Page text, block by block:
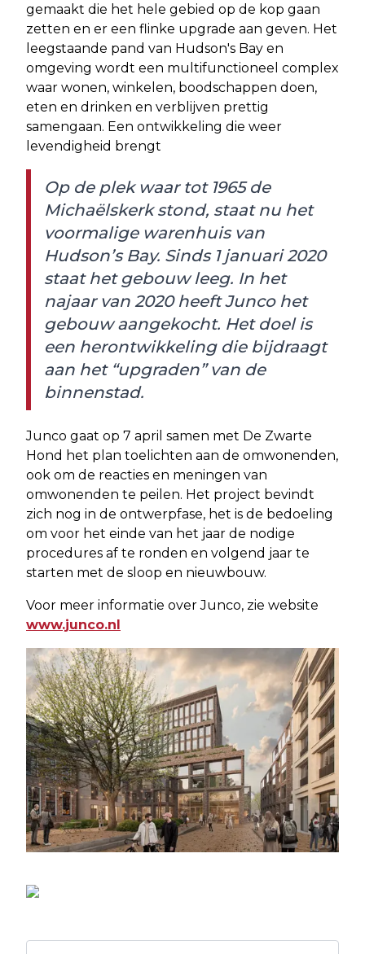
gemaakt die het hele gebied op de kop gaan
zetten en er een flinke upgrade aan geven. Het
leegstaande pand van Hudson's Bay en
omgeving wordt een multifunctioneel complex
waar wonen, winkelen, boodschappen doen,
eten en drinken en verblijven prettig
samengaan. Een ontwikkeling die weer
levendigheid brengt
Op de plek waar tot 1965 de
Michaëlskerk stond, staat nu het
voormalige warenhuis van
Hudson’s Bay. Sinds 1 januari 2020
staat het gebouw leeg. In het
najaar van 2020 heeft Junco het
gebouw aangekocht. Het doel is
een herontwikkeling die bijdraagt
aan het “upgraden” van de
binnenstad.
Junco gaat op 7 april samen met De Zwarte
Hond het plan toelichten aan de omwonenden,
ook om de reacties en meningen van
omwonenden te peilen. Het project bevindt
zich nog in de ontwerpfase, het is de bedoeling
om voor het einde van het jaar de nodige
procedures af te ronden en volgend jaar te
starten met de sloop en nieuwbouw.
Voor meer informatie over Junco, zie website
www.junco.nl